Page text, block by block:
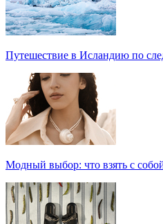
Путешествие в Исландию по
Модный выбор: что взять с